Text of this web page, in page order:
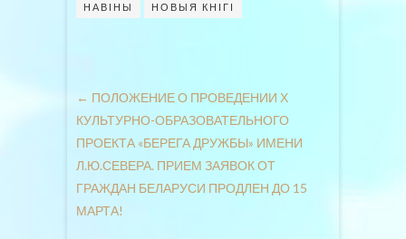
НАВІНЫ
НОВЫЯ КНІГІ
← ПОЛОЖЕНИЕ О ПРОВЕДЕНИИ Х
КУЛЬТУРНО-ОБРАЗОВАТЕЛЬНОГО
ПРОЕКТА «БЕРЕГА ДРУЖБЫ» ИМЕНИ
Л.Ю.СЕВЕРА. ПРИЕМ ЗАЯВОК ОТ
ГРАЖДАН БЕЛАРУСИ ПРОДЛЕН ДО 15
МАРТА!